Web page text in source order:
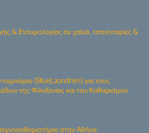
& Εντομολογίας σε χαλιά, ταπετσαρίες &
(BlueLaundries) για τους
της Φιλοξενίας και του Καθαρισμού
στην Αθήνα